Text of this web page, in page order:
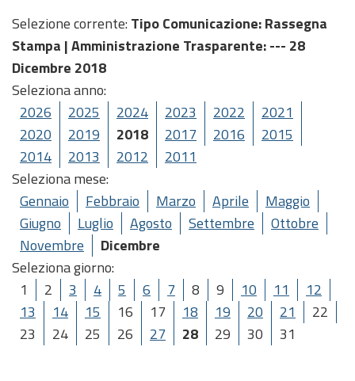
Selezione corrente: Tipo Comunicazione: Rassegna
Stampa |Amministrazione Trasparente: --- 28
Dicembre 2018
Seleziona anno:
2026
2025 2024 2023 2022
2021
2020
2019 2018 2017 2016
2015
2014
2013 2012
2011
Seleziona mese:
Gennaio
Febbraio Marzo Aprile
Maggio
Giugno
Luglio Agosto Settembre
Ottobre
Novembre
Dicembre
Seleziona giorno:
1
2 3 4 5 6 7 8 9 10 11
12
13
14 15 16 17 18 19 20 21
22
23
24 25 26 27 28 29 30 31